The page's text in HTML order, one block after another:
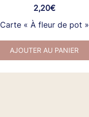
2,20€
Carte « À fleur de pot »
AJOUTER AU PANIER